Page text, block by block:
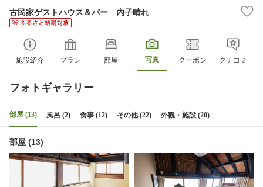
古民家ゲストハウス＆バー 内子晴れ
施設紹介 プラン 部屋 写真 クーポン クチコミ
フォトギャラリー
部屋 (13) 風呂 (2) 食事 (12) その他 (22) 外観・施設 (20)
部屋 (13)